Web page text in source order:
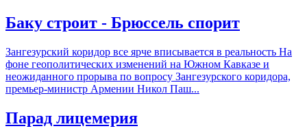
Баку строит - Брюссель спорит
Зангезурский коридор все ярче вписывается в реальность На
фоне геополитических изменений на Южном Кавказе и
неожиданного прорыва по вопросу Зангезурского коридора,
премьер-министр Армении Никол Паш...
Парад лицемерия